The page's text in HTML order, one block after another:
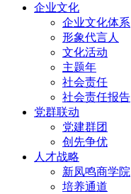
企业文化
企业文化体系
形象代言人
文化活动
主题年
社会责任
社会责任报告
党群联动
党建群团
创先争优
人才战略
新凤鸣商学院
培养通道